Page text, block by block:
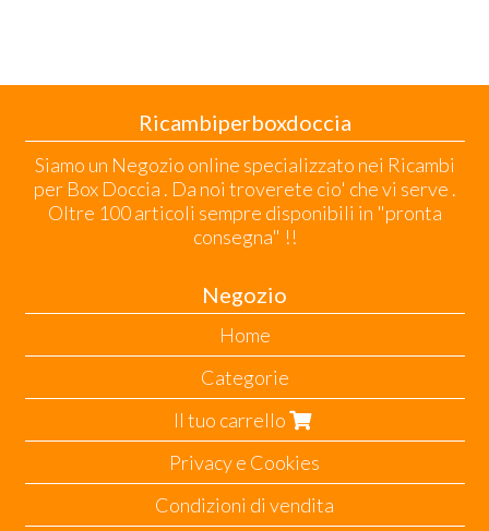
Ricambiperboxdoccia
Siamo un Negozio online specializzato nei Ricambi
per Box Doccia . Da noi troverete cio' che vi serve .
Oltre 100 articoli sempre disponibili in "pronta
consegna" !!
Negozio
Home
Categorie
Il tuo carrello
Privacy e Cookies
Condizioni di vendita